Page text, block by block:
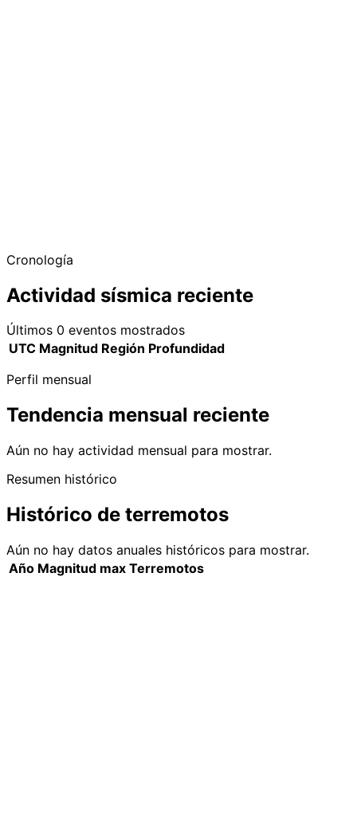
Cronología
Actividad sísmica reciente
Últimos 0 eventos mostrados
UTC Magnitud Región Profundidad
Perfil mensual
Tendencia mensual reciente
Aún no hay actividad mensual para mostrar.
Resumen histórico
Histórico de terremotos
Aún no hay datos anuales históricos para mostrar.
Año Magnitud max Terremotos